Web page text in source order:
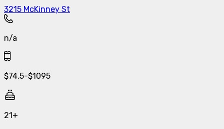
3215 McKinney St
n/a
$74.5-$1095
21+